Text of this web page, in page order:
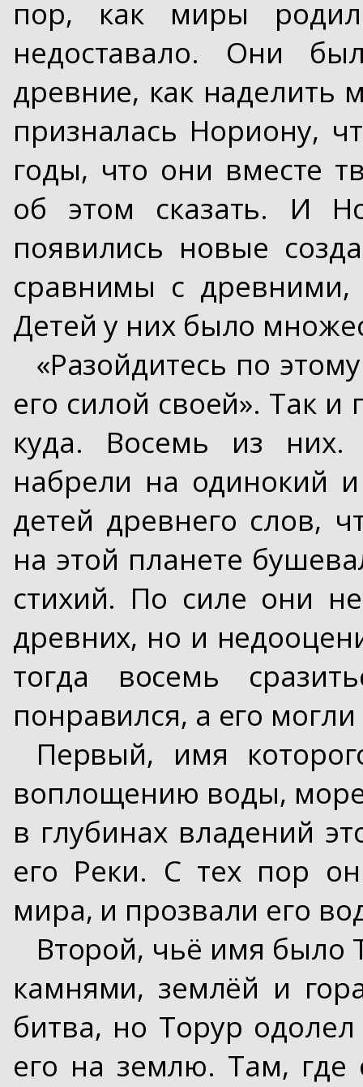
пор, как миры
недоставало. Они
древние, как
призналась Нориону,
годы, что они вместе
об этом сказать. И
появились новые
сравнимы с
Детей у них было
«Разойдитесь по
его силой своей». Так и
куда. Восемь из
набрели на одинокий
детей древнего слов,
на этой планете
стихий. По силе они
древних, но и
тогда восемь
понравился, а его
Первый, имя
воплощению воды,
в глубинах владений
его Реки. С тех пор
мира, и прозвали его
Второй, чьё имя было
камнями, землёй и
битва, но Торур
его на землю. Там, где